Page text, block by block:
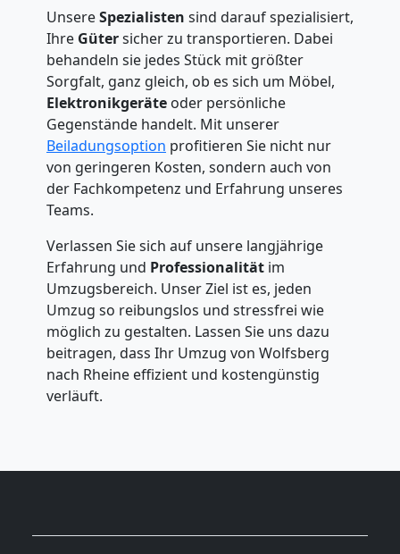
UnsereSpezialisten sind darauf spezialisiert,
Ihre Gütersicher zu transportieren. Dabei
behandeln sie jedes Stück mit größter
Sorgfalt, ganz gleich, ob es sich um Möbel,
Elektronikgeräte oder persönliche
Gegenstände handelt. Mit unserer
Beiladungsoption profitieren Sie nicht nur
von geringeren Kosten, sondern auch von
der Fachkompetenz und Erfahrung unseres
Teams.
Verlassen Sie sich auf unsere langjährige
Erfahrung und Professionalität im
Umzugsbereich. Unser Ziel ist es, jeden
Umzug so reibungslos und stressfrei wie
möglich zu gestalten. Lassen Sie uns dazu
beitragen, dass Ihr Umzug von Wolfsberg
nach Rheine effizient und kostengünstig
verläuft.